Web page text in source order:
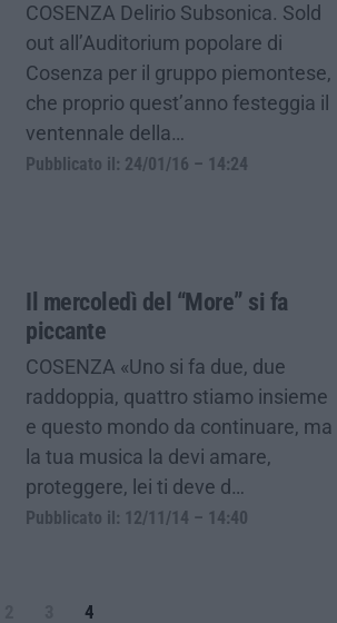
COSENZA Delirio Subsonica. Sold
out all’Auditorium popolare di
Cosenza per il gruppo piemontese,
che proprio quest’anno festeggia il
ventennale della…
Pubblicato il: 24/01/16 – 14:24
Il mercoledì del “More” si fa
piccante
COSENZA «Uno si fa due, due
raddoppia, quattro stiamo insieme
e questo mondo da continuare, ma
la tua musica la devi amare,
proteggere, lei ti deve d…
Pubblicato il: 12/11/14 – 14:40
4